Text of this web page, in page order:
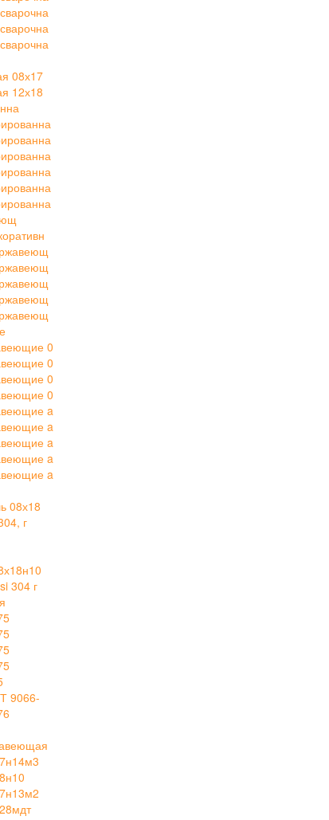
08х17
12х18
0
0
0
0
a
a
a
a
a
08х18
г
304 г
9066-